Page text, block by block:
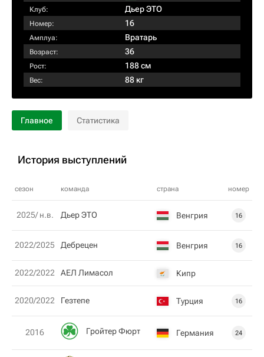
Клуб: Дьер ЭТО
Номер: 16
Амплуа: Вратарь
Возраст: 36
Рост: 188 см
Вес: 88 кг
Главное Статистика
История выступлений
сезон команда страна номер
2025/ н.в. Дьер ЭТО Венгрия 16
2022/2025 Дебрецен Венгрия 16
2022/2022 АЕЛ Лимасол Кипр
2020/2022 Гезтепе Турция 16
2016 Гройтер Фюрт Германия 24